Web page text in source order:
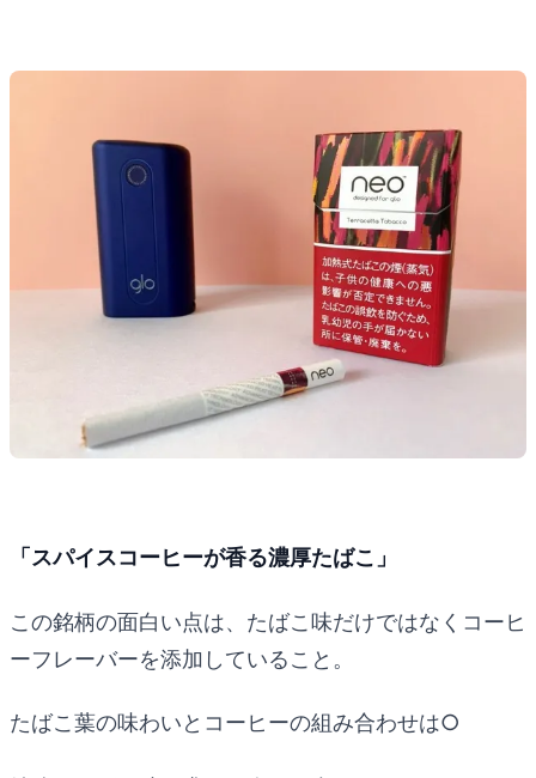
「スパイスコーヒーが香る濃厚たばこ」
この銘柄の面白い点は、たばこ味だけではなくコーヒ
ーフレーバーを添加していること。
たばこ葉の味わいとコーヒーの組み合わせは○